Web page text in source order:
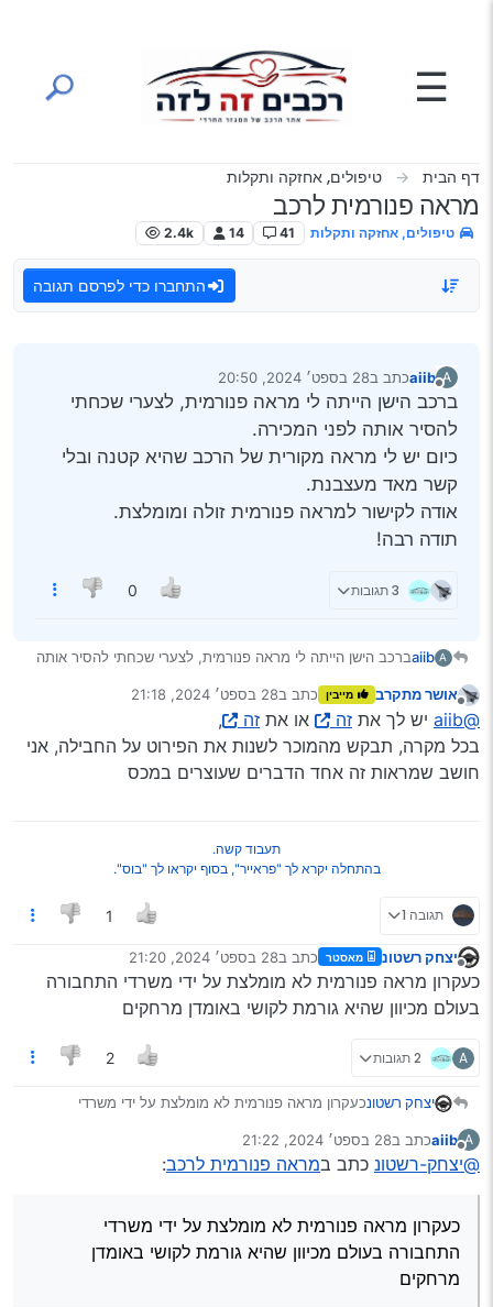
☰
דף הבית טיפולים, אחזקה ותקלות
מראה פנורמית לרכב
טיפולים, אחזקה ותקלות 41
14
2.4k
התחברו כדי לפרסם תגובה
A
מנותק
aiibכתב ב28 בספט׳ 2024, 20:50
נערך לאחרונה על ידי
ברכב הישן הייתה לי מראה פנורמית, לצערי שכחתי
להסיר אותה לפני המכירה.
כיום יש לי מראה מקורית של הרכב שהיא קטנה ובלי
קשר מאד מעצבנת.
אודה לקישור למראה פנורמית זולה ומומלצת.
תודה רבה!
3 תגובות 0
A
aiibברכב הישן הייתה לי מראה פנורמית, לצערי שכחתי להסיר אותה
כיום יש לי מראה מקורית של הרכב שהיא קטנה ובלי קשר מאד
מעצבנת.
אודה לקישור למראה פנורמית זולה ומומלצת.
תודה רבה!
מנותק
אושר מתקרב מייבין כתב ב28 בספט׳ 2024, 21:18
נערך לאחרונה על ידי
@aiib יש לך את זה או את זה
,
בכל מקרה, תבקש מהמוכר לשנות את הפירוט על החבילה, אני
חושב שמראות זה אחד הדברים שעוצרים במכס
תעבוד קשה.
בהתחלה יקרא לך "פראייר", בסוף יקראו לך "בוס".
תגובה 1 1
מנותק
יצחק רשטונ מאסטר כתב ב28 בספט׳ 2024, 21:20
נערך לאחרונה על ידי
כעקרון מראה פנורמית לא מומלצת על ידי משרדי התחבורה
בעולם מכיוון שהיא גורמת לקושי באומדן מרחקים
A 2 תגובות 2
יצחק רשטונכעקרון מראה פנורמית לא מומלצת על ידי משרדי
מרחקים
A
מנותק
aiibכתב ב28 בספט׳ 2024, 21:22
נערך לאחרונה על ידי
@יצחק-רשטונ כתב במראה פנורמית לרכב:
כעקרון מראה פנורמית לא מומלצת על ידי משרדי
התחבורה בעולם מכיוון שהיא גורמת לקושי באומדן
מרחקים